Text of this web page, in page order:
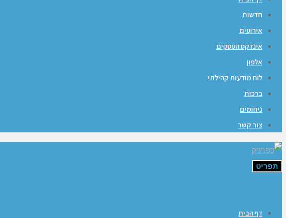
חדשות
אירועים
אינדקס העסקים
אלפון
לוח מודעות קהילתי
ברכות
ניחומים
צור קשר
תפריט
דף הבית